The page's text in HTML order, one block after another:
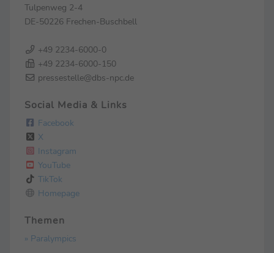
Tulpenweg 2-4
DE-50226 Frechen-Buschbell
+49 2234-6000-0
+49 2234-6000-150
pressestelle@dbs-npc.de
Social Media & Links
Facebook
X
Instagram
YouTube
TikTok
Homepage
Themen
» Paralympics